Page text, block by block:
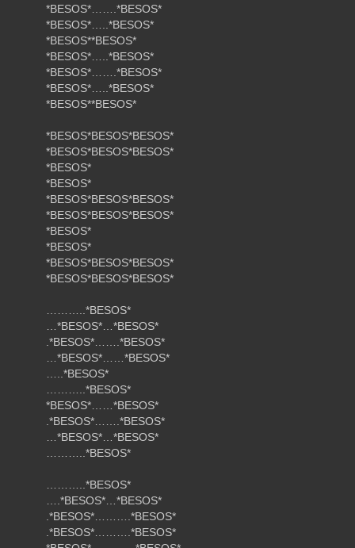
*BESOS*…….*BESOS*
*BESOS*…..*BESOS*
*BESOS**BESOS*
*BESOS*…..*BESOS*
*BESOS*…….*BESOS*
*BESOS*…..*BESOS*
*BESOS**BESOS*
*BESOS*BESOS*BESOS*
*BESOS*BESOS*BESOS*
*BESOS*
*BESOS*
*BESOS*BESOS*BESOS*
*BESOS*BESOS*BESOS*
*BESOS*
*BESOS*
*BESOS*BESOS*BESOS*
*BESOS*BESOS*BESOS*
………..*BESOS*
…*BESOS*…*BESOS*
.*BESOS*…….*BESOS*
…*BESOS*……*BESOS*
…..*BESOS*
………..*BESOS*
*BESOS*……*BESOS*
.*BESOS*…….*BESOS*
…*BESOS*…*BESOS*
………..*BESOS*
………..*BESOS*
….*BESOS*…*BESOS*
.*BESOS*……….*BESOS*
.*BESOS*……….*BESOS*